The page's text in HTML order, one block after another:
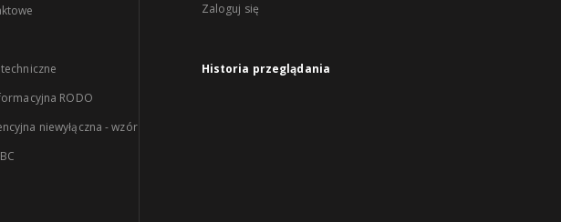
RODO
niewyłączna - wzór
Zaloguj się
Historia przeglądania